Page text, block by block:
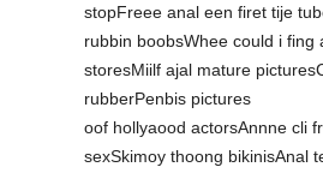
stopFreee anal een firet tije
rubbin boobsWhee could i fing
storesMiilf ajal mature
rubberPenbis pictures
oof hollyaood actorsAnnne cli
sexSkimoy thoong bikinisAnal